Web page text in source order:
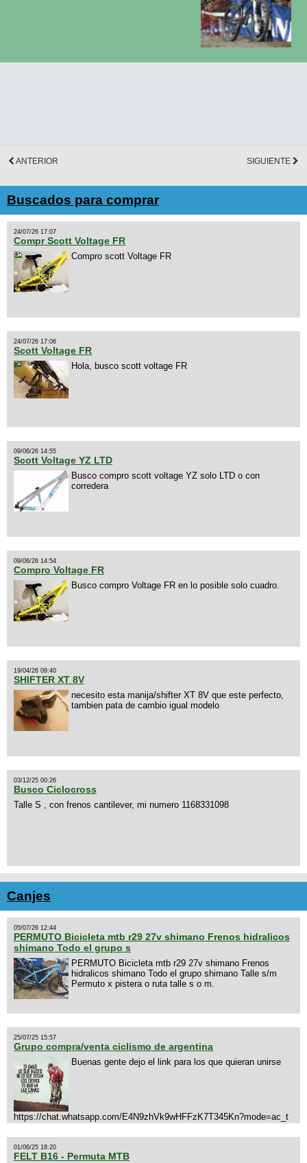
ANTERIOR SIGUIENTE
Buscados para comprar
24/07/26 17:07
Compr Scott Voltage FR
Compro scott Voltage FR
24/07/26 17:06
Scott Voltage FR
Hola, busco scott voltage FR
09/06/26 14:55
Scott Voltage YZ LTD
Busco compro scott voltage YZ solo LTD o con
corredera
09/06/26 14:54
Compro Voltage FR
Busco compro Voltage FR en lo posible solo cuadro.
19/04/26 09:40
SHIFTER XT 8V
necesito esta manija/shifter XT 8V que este perfecto,
tambien pata de cambio igual modelo
03/12/25 00:26
Busco Ciclocross
Talle S , con frenos cantilever, mi numero 1168331098
Canjes
05/07/26 12:44
PERMUTO Bicicleta mtb r29 27v shimano Frenos hidralicos
shimano Todo el grupo s
PERMUTO Bicicleta mtb r29 27v shimano Frenos
hidralicos shimano Todo el grupo shimano Talle s/m
Permuto x pistera o ruta talle s o m.
25/07/25 15:57
Grupo compra/venta ciclismo de argentina
Buenas gente dejo el link para los que quieran unirse
https://chat.whatsapp.com/E4N9zhVk9wHFFzK7T345Kn?mode=ac_t
01/06/25 18:20
FELT B16 - Permuta MTB